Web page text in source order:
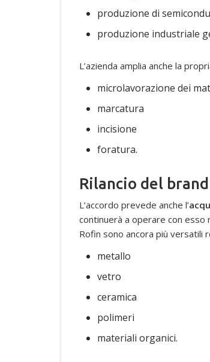
produzione di
produzione industriale
L’azienda amplia anche la
microlavorazione dei
marcatura
incisione
foratura.
Rilancio del
L’accordo prevede anche l’
continuerà a operare con esso
Rofin sono ancora più versatili
metallo
vetro
ceramica
polimeri
materiali organici.